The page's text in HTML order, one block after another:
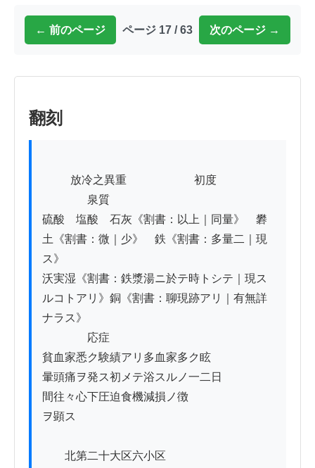
← 前のページ ページ 17 / 63 次のページ →
翻刻
泉質
硫酸　塩酸　石灰《割書：以上｜同量》　礬
土《割書：微｜少》　鉄《割書：多量二｜現
ス》
沃実湿《割書：鉄漿湯ニ於テ時トシテ｜現ス
ルコトアリ》銅《割書：聊現跡アリ｜有無詳
ナラス》
応症
貧血家悉ク験績アリ多血家多ク眩
暈頭痛ヲ発ス初メテ浴スルノ一二日
間往々心下圧迫食機減損ノ徴
ヲ顕ス
北第二十大区六小区